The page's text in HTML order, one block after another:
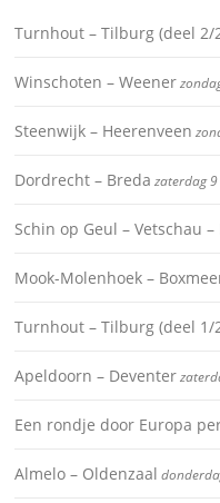
Turnhout – Tilburg (deel 2/
Winschoten – Weener
Steenwijk – Heerenveen
Dordrecht – Breda zaterdag
Schin op Geul – Vetschau
Mook-Molenhoek –
Turnhout – Tilburg (deel 1/
Apeldoorn – Deventer
Een rondje door Europa
Almelo – Oldenzaal